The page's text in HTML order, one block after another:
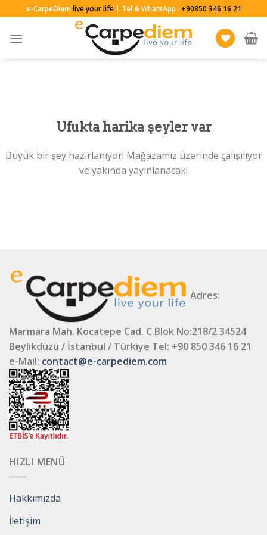
to
content
e-CarpeDiemlive your life| Tel & WhatsApp : +90850 346 16 21
Ufukta harika şeyler var
Büyük bir şey hazırlanıyor! Mağazamız üzerinde çalışılıyor
ve yakında yayınlanacak!
Adres:
Marmara Mah. Kocatepe Cad. C Blok No:218/2 34524
Beylikdüzü / İstanbul / Türkiye Tel: +90 850 346 16 21
e-Mail: contact@e-carpediem.com
HIZLI MENÜ
Hakkımızda
İletişim